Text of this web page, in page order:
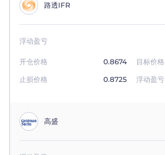
路透IFR
浮动盈亏
开仓价格 0.8674 目标价格
止损价格
0.8725 浮动盈亏
高盛